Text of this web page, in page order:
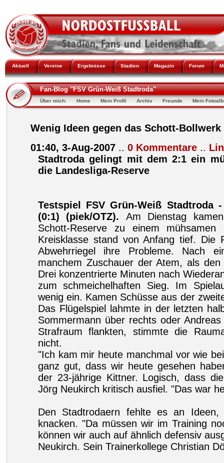
Aktuell Vereine Ergebnisse Stadien Magazin Forum
Fan-Blog "FSV Grün-Weiß Stadtroda"
Über mich: Home Mein Profil Archiv Freunde Mein
Wenig Ideen gegen das Schott-Bollwerk
01:40, 3-Aug-2007 .. 0 Kommentare ..
Stadtroda gelingt mit dem 2:1 ein
die Landesliga-Reserve
Testspiel FSV Grün-Weiß Stadtroda
(0:1)
(piek/OTZ). Am Dienstag
Schott-Reserve zu einem
Kreisklasse stand von Anfang tief. Die
Abwehrriegel ihre Probleme. Nach
manchem Zuschauer der Atem, als
Drei konzentrierte Minuten nach
zum schmeichelhaften Sieg. Im
wenig ein. Kamen Schüsse aus der
Das Flügelspiel lahmte in der letzten
Sommermann über rechts oder
Strafraum flankten, stimmte die
nicht.
"Ich kam mir heute manchmal vor wie
ganz gut, dass wir heute gesehen
der 23-jährige Kittner. Logisch, dass
Jörg Neukirch kritisch ausfiel. "Das war
Den Stadtrodaern fehlte es an
knacken. "Da müssen wir im Training
können wir auch auf ähnlich defensiv
Neukirch. Sein Trainerkollege Christian